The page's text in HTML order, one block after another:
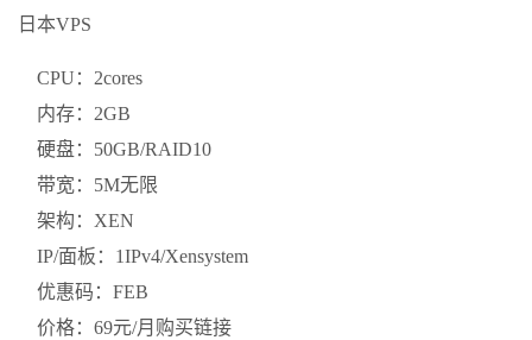
日本VPS
CPU：2cores
内存：2GB
硬盘：50GB/RAID10
带宽：5M无限
架构：XEN
IP/面板：1IPv4/Xensystem
优惠码：FEB
价格：69元/月购买链接